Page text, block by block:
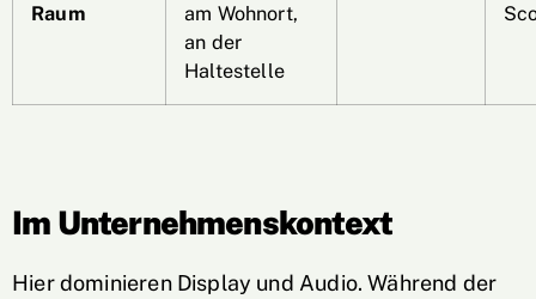
Raum
am Wohnort,
an der
Haltestelle
Im Unternehmenskontext
Hier dominieren Display und Audio. Während der